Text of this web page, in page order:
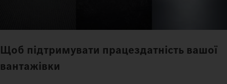
Щоб підтримувати працездатність вашої
вантажівки